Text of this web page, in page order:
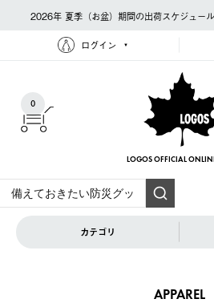
2026年 夏季（お盆）期間の出荷スケジュー
ログイン
0
LOGOS OFFICIAL
カテゴリ
APPAREL